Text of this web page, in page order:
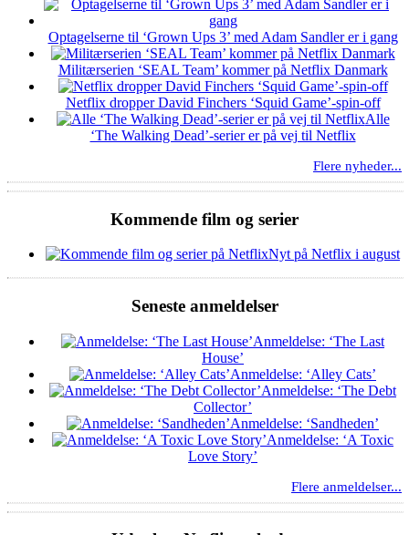
Optagelserne til ‘Grown Ups 3’ med Adam Sandler er i gang
Militærserien ‘SEAL Team’ kommer på Netflix Danmark
Netflix dropper David Finchers ‘Squid Game’-spin-off
Alle
‘The Walking Dead’-serier er på vej til Netflix
Flere nyheder...
Kommende film og serier
Nyt på Netflix i august
Seneste anmeldelser
Anmeldelse: ‘The Last
House’
Anmeldelse: ‘Alley Cats’
Anmeldelse: ‘The Debt
Collector’
Anmeldelse: ‘Sandheden’
Anmeldelse: ‘A Toxic
Love Story’
Flere anmeldelser...